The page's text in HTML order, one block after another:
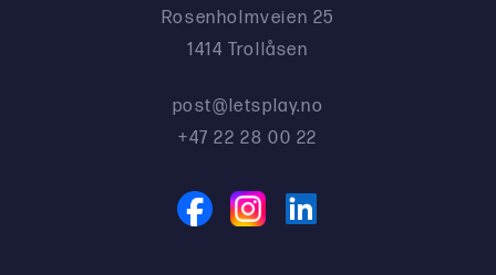
Rosenholmveien 25
1414 Trollåsen
post@letsplay.no
+47 22 28 00 22